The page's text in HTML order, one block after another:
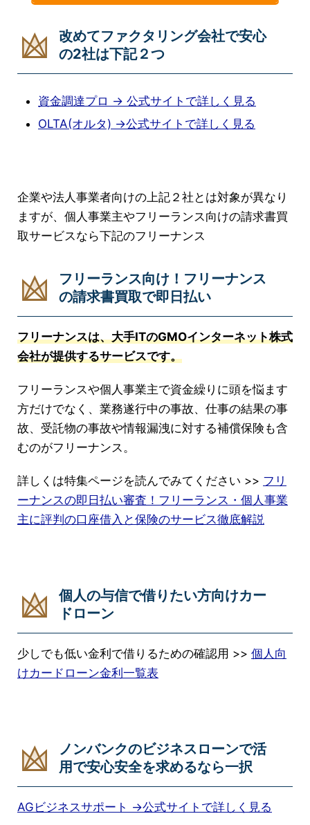
改めてファクタリング会社で安心
の2社は下記２つ
資金調達プロ → 公式サイトで詳しく見る
OLTA(オルタ) →公式サイトで詳しく見る
企業や法人事業者向けの上記２社とは対象が異なり
ますが、個人事業主やフリーランス向けの請求書買
取サービスなら下記のフリーナンス
フリーランス向け！フリーナンス
の請求書買取で即日払い
フリーナンスは、大手ITのGMOインターネット株式
会社が提供するサービスです。
フリーランスや個人事業主で資金繰りに頭を悩ます
方だけでなく、業務遂行中の事故、仕事の結果の事
故、受託物の事故や情報漏洩に対する補償保険も含
むのがフリーナンス。
詳しくは特集ページを読んでみてください >> フリ
ーナンスの即日払い審査！フリーランス・個人事業
主に評判の口座借入と保険のサービス徹底解説
個人の与信で借りたい方向けカー
ドローン
少しでも低い金利で借りるための確認用 >> 個人向
けカードローン金利一覧表
ノンバンクのビジネスローンで活
用で安心安全を求めるなら一択
AGビジネスサポート →公式サイトで詳しく見る